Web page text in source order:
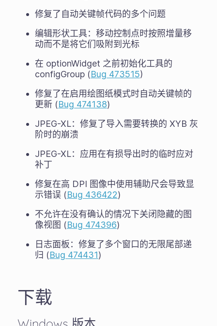
修复了自动关键帧代码的多个问题
编辑形状工具：移动控制点时按照增量移
动而不是将它们吸附到光标
在 optionWidget 之前初始化工具的
configGroup (Bug 473515)
修复了在启用绘图纸模式时自动关键帧的
更新 (Bug 474138)
JPEG-XL：修复了导入需要转换的 XYB 灰
阶时的崩溃
JPEG-XL：应用在有损导出时的临时应对
补丁
修复在高 DPI 图像中使用辅助尺会导致显
示错误 (Bug 436422)
不允许在没有确认的情况下关闭隐藏的图
像视图 (Bug 474396)
日志面板：修复了多个窗口的无限尾部递
归 (Bug 474431)
下载